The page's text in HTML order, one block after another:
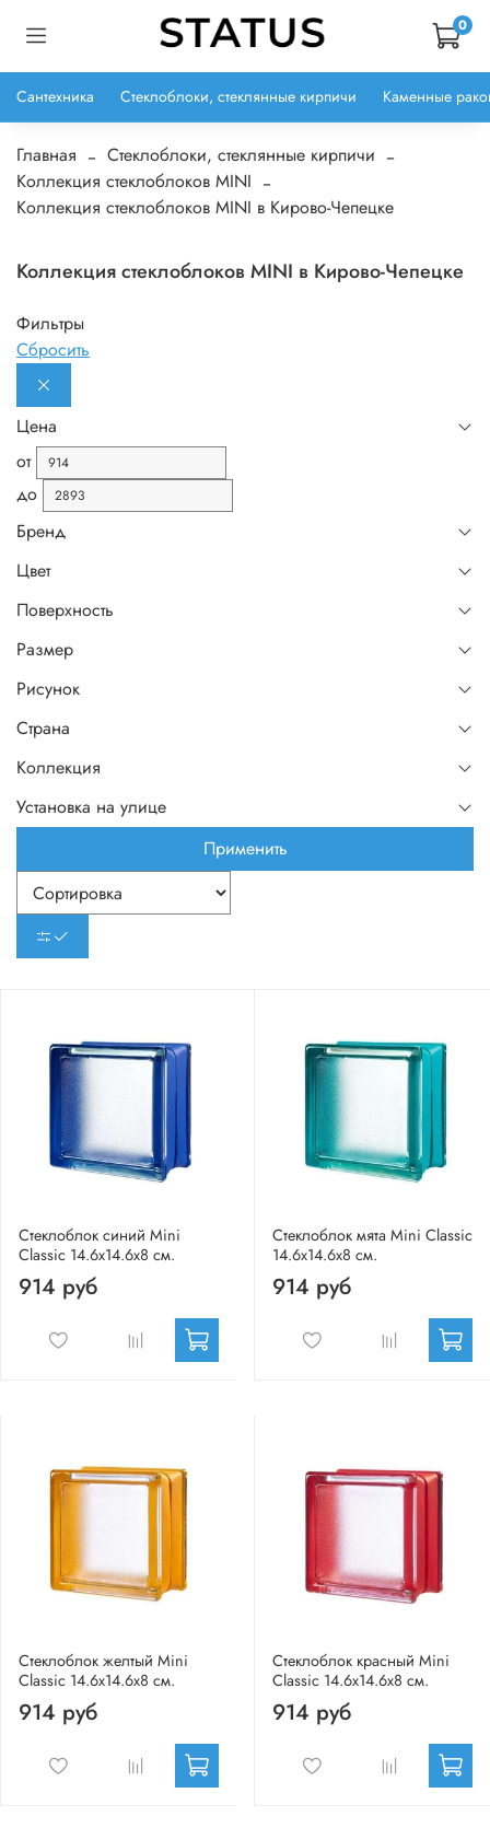
0
Сантехника Стеклоблоки, стеклянные кирпичи Каменные
Главная
Стеклоблоки, стеклянные кирпичи
Коллекция стеклоблоков MINI
Коллекция стеклоблоков MINI в Кирово-Чепецке
Коллекция стеклоблоков MINI в Кирово-Чепецке
Стеклоблок синий Mini
Classic 14.6x14.6x8 см.
914 руб
Стеклоблок мята Mini Classic
14.6x14.6x8 см.
914 руб
Стеклоблок желтый Mini
Classic 14.6x14.6x8 см.
914 руб
Стеклоблок красный Mini
Classic 14.6x14.6x8 см.
914 руб
Фильтры
Сбросить
Цена
от
до
Бренд
Цвет
Поверхность
Размер
Рисунок
Страна
Коллекция
Установка на улице
Применить